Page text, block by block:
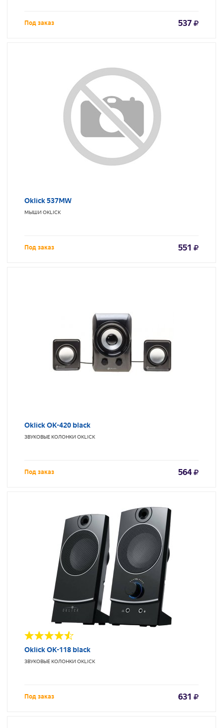
Под заказ 537
Oklick 537MW
МЫШИ OKLICK
Под заказ 551
Oklick OK-420 black
ЗВУКОВЫЕ КОЛОНКИ OKLICK
Под заказ 564
Oklick OK-118 black
ЗВУКОВЫЕ КОЛОНКИ OKLICK
Под заказ 631